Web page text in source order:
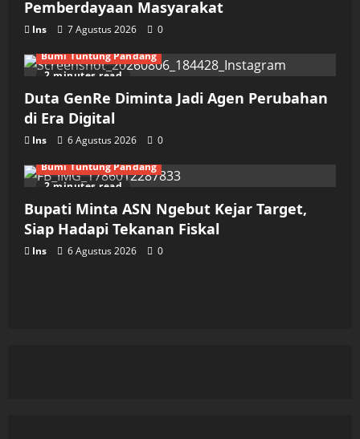
Pemberdayaan Masyarakat
Ins 7 Agustus 2026 0
2 minutes read
Bumi Tuntung Pandang
Duta GenRe Diminta Jadi Agen Perubahan
di Era Digital
Ins 6 Agustus 2026 0
2 minutes read
Bumi Tuntung Pandang
Bupati Minta ASN Ngebut Kejar Target,
Siap Hadapi Tekanan Fiskal
Ins 6 Agustus 2026 0